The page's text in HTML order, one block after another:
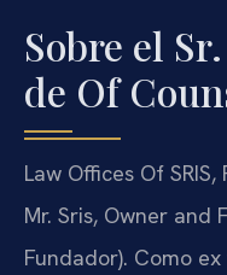
Sobre el
de Of
Law Offices Of
Mr. Sris, Owner and
Fundador). Como